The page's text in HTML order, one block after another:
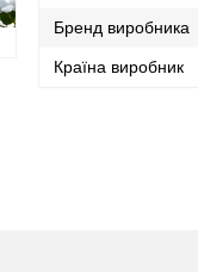
Бренд виробника
Країна виробник